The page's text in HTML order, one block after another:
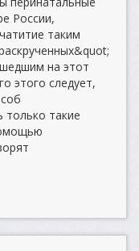
России,
таким
на этот
этого следует,
только такие